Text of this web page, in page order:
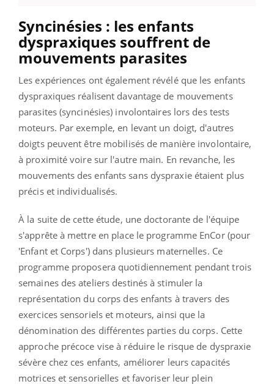
Syncinésies : les enfants
dyspraxiques souffrent de
mouvements parasites
Les expériences ont également révélé que les enfants
dyspraxiques réalisent davantage de mouvements
parasites (syncinésies) involontaires lors des tests
moteurs. Par exemple, en levant un doigt, d'autres
doigts peuvent être mobilisés de manière involontaire,
à proximité voire sur l'autre main. En revanche, les
mouvements des enfants sans dyspraxie étaient plus
précis et individualisés.
À la suite de cette étude, une doctorante de l'équipe
s'apprête à mettre en place le programme EnCor (pour
'Enfant et Corps') dans plusieurs maternelles. Ce
programme proposera quotidiennement pendant trois
semaines des ateliers destinés à stimuler la
représentation du corps des enfants à travers des
exercices sensoriels et moteurs, ainsi que la
dénomination des différentes parties du corps. Cette
approche précoce vise à réduire le risque de dyspraxie
sévère chez ces enfants, améliorer leurs capacités
motrices et sensorielles et favoriser leur plein